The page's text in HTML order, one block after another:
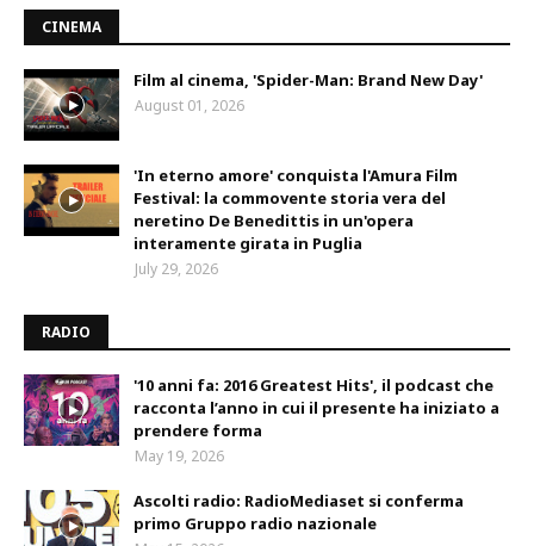
CINEMA
Film al cinema, 'Spider-Man: Brand New Day'
August 01, 2026
'In eterno amore' conquista l'Amura Film
Festival: la commovente storia vera del
neretino De Benedittis in un'opera
interamente girata in Puglia
July 29, 2026
RADIO
'10 anni fa: 2016 Greatest Hits', il podcast che
racconta l’anno in cui il presente ha iniziato a
prendere forma
May 19, 2026
Ascolti radio: RadioMediaset si conferma
primo Gruppo radio nazionale